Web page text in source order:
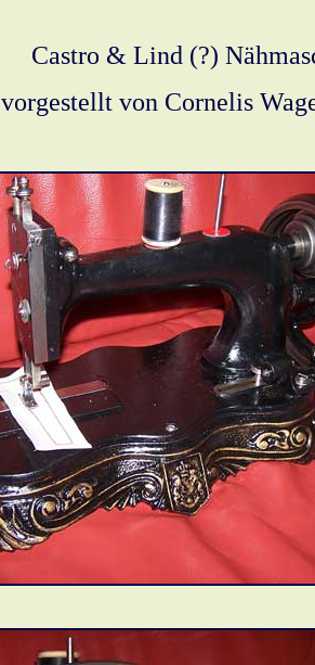
Castro & Lind (?)
vorgestellt von Cornelis